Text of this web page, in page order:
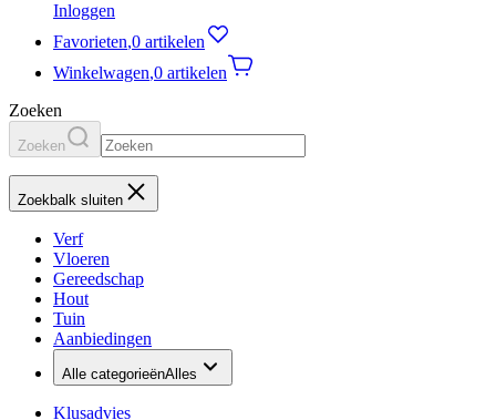
Inloggen
Favorieten,0 artikelen
Winkelwagen,0 artikelen
Zoeken
Zoeken
Zoekbalk sluiten
Verf
Vloeren
Gereedschap
Hout
Tuin
Aanbiedingen
Alle categorieënAlles
Klusadvies